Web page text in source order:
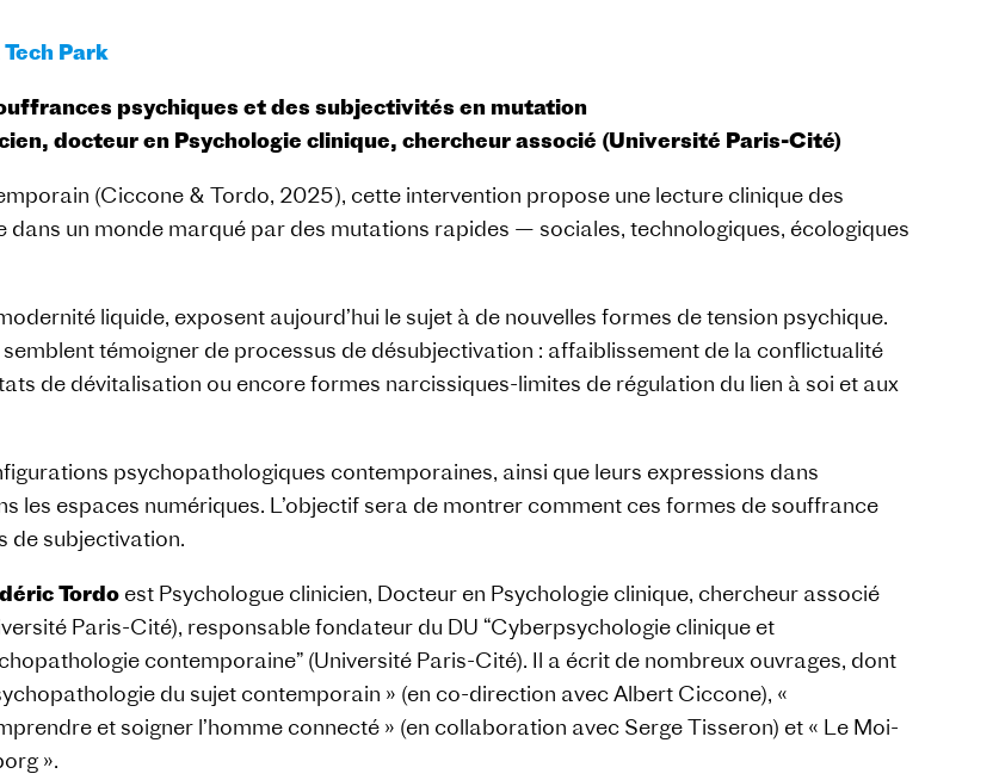
Park
psychiques et des subjectivités en mutation
docteur en Psychologie clinique, chercheur associé (Université Paris-Cité)
(Ciccone & Tordo, 2025), cette intervention propose une lecture clinique des
un monde marqué par des mutations rapides — sociales, technologiques, écologiques
liquide, exposent aujourd’hui le sujet à de nouvelles formes de tension psychique.
témoigner de processus de désubjectivation : affaiblissement de la conflictualité
de dévitalisation ou encore formes narcissiques-limites de régulation du lien à soi et aux
psychopathologiques contemporaines, ainsi que leurs expressions dans
les espaces numériques. L’objectif sera de montrer comment ces formes de souffrance
de subjectivation.
Tordo est Psychologue clinicien, Docteur en Psychologie clinique, chercheur associé
Paris-Cité), responsable fondateur du DU “Cyberpsychologie clinique et
contemporaine” (Université Paris-Cité). Il a écrit de nombreux ouvrages, dont
du sujet contemporain » (en co-direction avec Albert Ciccone), «
et soigner l’homme connecté » (en collaboration avec Serge Tisseron) et « Le Moi-
».